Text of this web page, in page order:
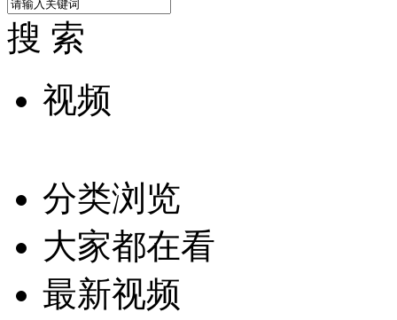
搜 索
视频
分类浏览
大家都在看
最新视频